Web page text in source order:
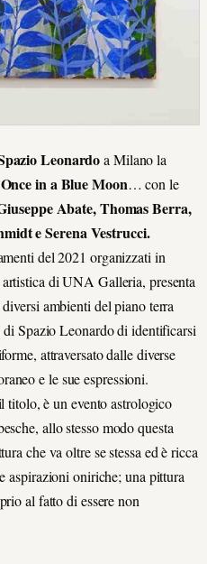
Leonardoa Milano la
Once in a Blue Moon… con le
Abate, Thomas Berra,
e Serena Vestrucci.
del 2021 organizzati in
di UNA Galleria, presenta
ambienti del piano terra
Spazio Leonardo di identificarsi
attraversato dalle diverse
e le sue espressioni.
è un evento astrologico
allo stesso modo questa
che va oltre se stessa ed è ricca
oniriche; una pittura
al fatto di essere non